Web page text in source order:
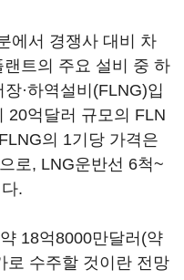
에서 경쟁사 대비 차
트의 주요 설비 중 하
·하역설비(FLNG)입
20억달러 규모의 FLN
의 1기당 가격은
로, LNG운반선 6척~
.
18억8000만달러(약
로 수주할 것이란 전망